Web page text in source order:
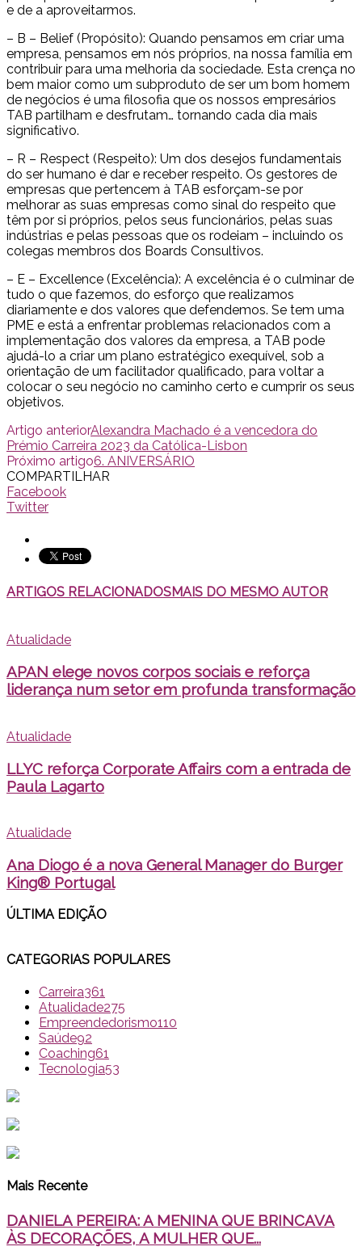
e de a aproveitarmos.
– B – Belief (Propósito): Quando pensamos em criar uma
empresa, pensamos em nós próprios, na nossa família em
contribuir para uma melhoria da sociedade. Esta crença no
bem maior como um subproduto de ser um bom homem
de negócios é uma filosofia que os nossos empresários
TAB partilham e desfrutam… tornando cada dia mais
significativo.
– R – Respect (Respeito): Um dos desejos fundamentais
do ser humano é dar e receber respeito. Os gestores de
empresas que pertencem à TAB esforçam-se por
melhorar as suas empresas como sinal do respeito que
têm por si próprios, pelos seus funcionários, pelas suas
indústrias e pelas pessoas que os rodeiam – incluindo os
colegas membros dos Boards Consultivos.
– E – Excellence (Excelência): A excelência é o culminar de
tudo o que fazemos, do esforço que realizamos
diariamente e dos valores que defendemos. Se tem uma
PME e está a enfrentar problemas relacionados com a
implementação dos valores da empresa, a TAB pode
ajudá-lo a criar um plano estratégico exequível, sob a
orientação de um facilitador qualificado, para voltar a
colocar o seu negócio no caminho certo e cumprir os seus
objetivos.
Artigo anteriorAlexandra Machado é a vencedora do
Prémio Carreira 2023 da Católica-Lisbon
Próximo artigo6. ANIVERSÁRIO
COMPARTILHAR
Facebook
Twitter
ARTIGOS RELACIONADOSMAIS DO MESMO AUTOR
Atualidade
APAN elege novos corpos sociais e reforça
liderança num setor em profunda transformação
Atualidade
LLYC reforça Corporate Affairs com a entrada de
Paula Lagarto
Atualidade
Ana Diogo é a nova General Manager do Burger
King® Portugal
ÚLTIMA EDIÇÃO
CATEGORIAS POPULARES
Carreira361
Atualidade275
Empreendedorismo110
Saúde92
Coaching61
Tecnologia53
Mais Recente
DANIELA PEREIRA: A MENINA QUE BRINCAVA
ÀS DECORAÇÕES, A MULHER QUE...